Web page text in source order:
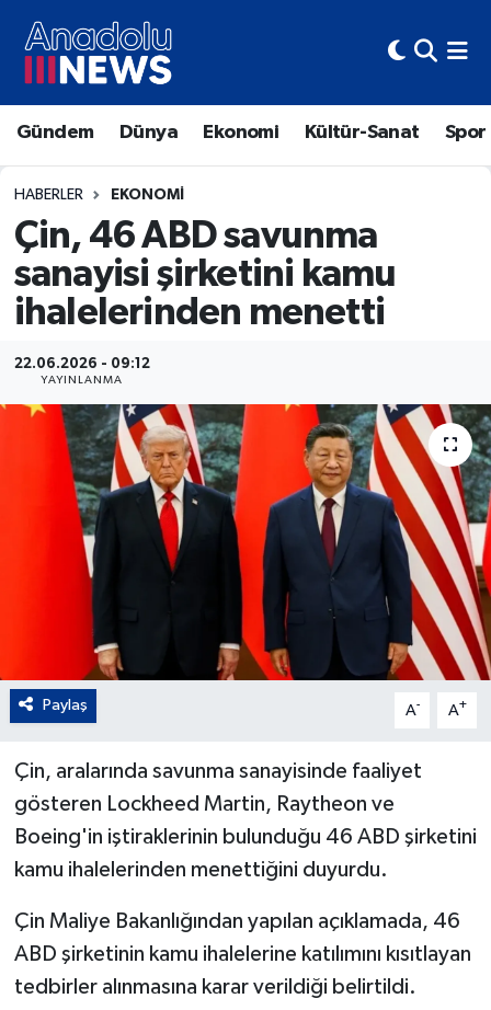
Gündem Dünya Ekonomi Kültür-Sanat Spor
HABERLER EKONOMI
Çin, 46 ABD savunma
sanayisi şirketini kamu
ihalelerinden menetti
22.06.2026 - 09:12
YAYINLANMA
Paylaş A- A+
Çin, aralarında savunma sanayisinde faaliyet
gösteren Lockheed Martin, Raytheon ve
Boeing'in iştiraklerinin bulunduğu 46 ABD şirketini
kamu ihalelerinden menettiğini duyurdu.
Çin Maliye Bakanlığından yapılan açıklamada, 46
ABD şirketinin kamu ihalelerine katılımını kısıtlayan
tedbirler alınmasına karar verildiği belirtildi.
Hava Durumu
Trafik Durumu
Süper Lig Puan Durumu ve Fikstür
Tüm Manşetler
Son Dakika Haberleri
Haber Arşivi